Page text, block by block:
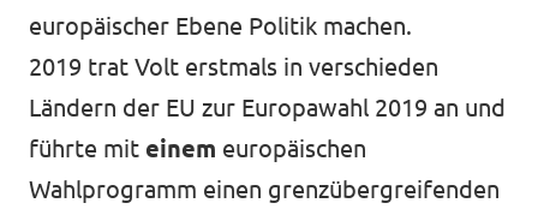
europäischer Ebene Politik machen.
2019 trat Volt erstmals in verschieden
Ländern der EU zur Europawahl 2019 an und
führte mit einem europäischen
Wahlprogramm einen grenzübergreifenden